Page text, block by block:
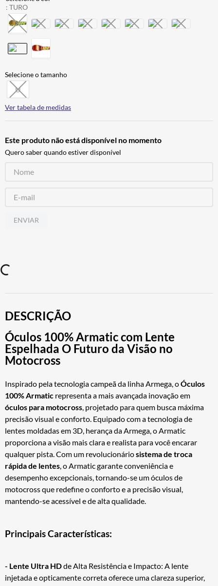
: TURO
U
Ver tabela de medidas
Este produto não está disponível no momento
Quero saber quando estiver disponível
ENVIAR
DESCRIÇÃO
Óculos 100% Armatic com Lente
Espelhada O Futuro da Visão no
Motocross
Inspirado pela tecnologia campeã da linha Armega, oÓculos
100% Armatic representa a mais avançada inovação em
óculos para motocross, projetado para quem busca máxima
precisão visual e conforto. Equipado com a tecnologia de
lentes moldadas em 3D, herança da Armega, o Armatic
proporciona a visão mais clara e realista para você encarar
qualquer pista. Com um revolucionáriosistema de troca
rápida de lentes, o Armatic garante conveniência e
desempenho excepcionais, tornando-se um óculos de
motocross que redefine o conforto e a precisão visual,
mantendo-se acessível e de alta qualidade.
Principais Características:
- Lente Ultra HDde Alta Resistência e Impacto: A lente
injetada e opticamente correta oferece uma clareza superior,